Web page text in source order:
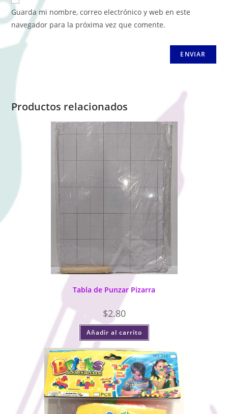
Guarda mi nombre, correo electrónico y web en este
navegador para la próxima vez que comente.
Productos relacionados
Tabla de Punzar Pizarra
$2.80
Añadir al carrito